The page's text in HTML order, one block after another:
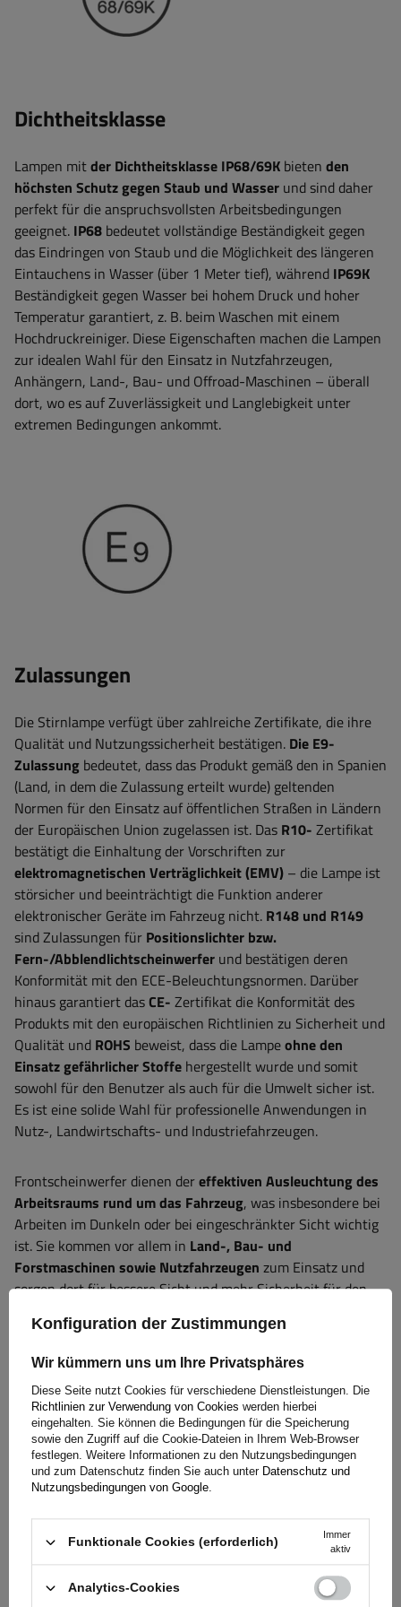
Dichtheitsklasse
Lampen mitder Dichtheitsklasse IP68/69K bieten den
höchsten Schutz gegen Staub und Wasser und sind daher
perfekt für die anspruchsvollsten Arbeitsbedingungen
geeignet. IP68 bedeutet vollständige Beständigkeit gegen
das Eindringen von Staub und die Möglichkeit des längeren
Eintauchens in Wasser (über 1 Meter tief), während IP69K
Beständigkeit gegen Wasser bei hohem Druck und hoher
Temperatur garantiert, z. B. beim Waschen mit einem
Hochdruckreiniger. Diese Eigenschaften machen die Lampen
zur idealen Wahl für den Einsatz in Nutzfahrzeugen,
Anhängern, Land-, Bau- und Offroad-Maschinen – überall
dort, wo es auf Zuverlässigkeit und Langlebigkeit unter
extremen Bedingungen ankommt.
Zulassungen
Die Stirnlampe verfügt über zahlreiche Zertifikate, die ihre
Qualität und Nutzungssicherheit bestätigen. Die E9-
Zulassung bedeutet, dass das Produkt gemäß den in Spanien
(Land, in dem die Zulassung erteilt wurde) geltenden
Normen für den Einsatz auf öffentlichen Straßen in Ländern
der Europäischen Union zugelassen ist. Das R10- Zertifikat
bestätigt die Einhaltung der Vorschriften zur
elektromagnetischen Verträglichkeit (EMV) – die Lampe ist
störsicher und beeinträchtigt die Funktion anderer
elektronischer Geräte im Fahrzeug nicht. R148 und R149
sind Zulassungen für Positionslichter bzw.
Fern-/Abblendlichtscheinwerfer und bestätigen deren
Konformität mit den ECE-Beleuchtungsnormen. Darüber
hinaus garantiert dasCE- Zertifikat die Konformität des
Produkts mit den europäischen Richtlinien zu Sicherheit und
Qualität und ROHS beweist, dass die Lampeohne den
Einsatz gefährlicher Stoffe hergestellt wurde und somit
sowohl für den Benutzer als auch für die Umwelt sicher ist.
Es ist eine solide Wahl für professionelle Anwendungen in
Nutz-, Landwirtschafts- und Industriefahrzeugen.
Frontscheinwerfer dienen dereffektiven Ausleuchtung des
Arbeitsraums rund um das Fahrzeug, was insbesondere bei
Arbeiten im Dunkeln oder bei eingeschränkter Sicht wichtig
ist. Sie kommen vor allem in Land-, Bau- und
Forstmaschinen sowie Nutzfahrzeugen zum Einsatz und
sorgen dort für bessere Sicht und mehr Sicherheit für den
Witterungsbeständigkeit sind diese Lampen bei
Nachtarbeiten auf dem Feld, beim Manövrieren an
Laderampen oder beim Bedienen von Geräten unter
schwierigen Bedingungen unersetzlich. Die Wahl moderner
LED-Lampengarantiert einen geringeren Energieverbrauch,
eine lange Lebensdauer und Arbeitskomfort unter allen
Bedingungen.
1030, 1040, 1130, 1140, 1630, 1640, 1750, 1830,
1950, 2030, 2040, 2040S, 2130, 2140
Konfiguration der Zustimmungen
Wir kümmern uns um Ihre Privatsphäres
Diese Seite nutzt Cookies für verschiedene Dienstleistungen. Die
Richtlinien zur Verwendung von Cookies werden hierbei
eingehalten. Sie können die Bedingungen für die Speicherung
sowie den Zugriff auf die Cookie-Dateien in Ihrem Web-Browser
festlegen. Weitere Informationen zu den Nutzungsbedingungen
und zum Datenschutz finden Sie auch unter Datenschutz und
Nutzungsbedingungen von Google.
Funktionale Cookies (erforderlich)
Immer
aktiv
Analytics-Cookies